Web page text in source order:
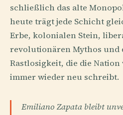
schließlich das alte
heute trägt jede Schicht
Erbe, kolonialen Stein,
revolutionären Mythos und
Rastlosigkeit, die die
immer wieder neu schreibt.
Emiliano Zapata bleibt